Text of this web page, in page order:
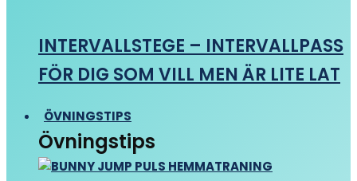
INTERVALLSTEGE – INTERVALLPASS
FÖR DIG SOM VILL MEN ÄR LITE LAT
ÖVNINGSTIPS
Övningstips